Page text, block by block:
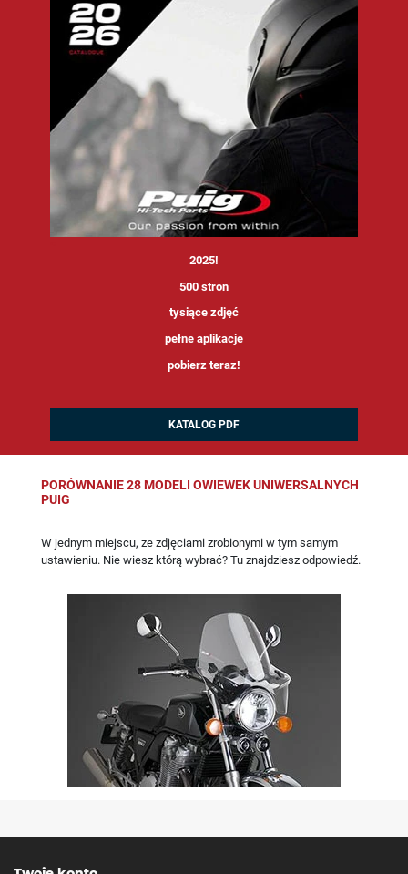
2025!
500 stron
tysiące zdjęć
pełne aplikacje
pobierz teraz!
KATALOG PDF
PORÓWNANIE 28 MODELI OWIEWEK UNIWERSALNYCH
PUIG
W jednym miejscu, ze zdjęciami zrobionymi w tym samym
ustawieniu. Nie wiesz którą wybrać? Tu znajdziesz odpowiedź.